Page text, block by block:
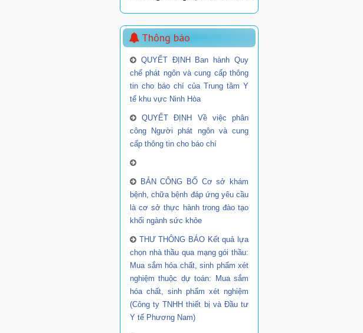
Thông báo
QUYẾT ĐỊNH Ban hành Quy
chế phát ngôn và cung cấp thông
tin cho báo chí của Trung tâm Y
tế khu vực Ninh Hòa
QUYẾT ĐỊNH Về việc phân
công Người phát ngôn và cung
cấp thông tin cho báo chí
BẢN CÔNG BỐ Cơ sở khám
bệnh, chữa bệnh đáp ứng yêu cầu
là cơ sở thực hành trong đào tạo
khối ngành sức khỏe
THƯ THÔNG BÁO Kết quả lựa
chọn nhà thầu qua mạng gói thầu:
Mua sắm hóa chất, sinh phẩm xét
nghiệm thuộc dự toán: Mua sắm
hóa chất, sinh phẩm xét nghiệm
(Công ty TNHH thiết bị và Đầu tư
Y tế Phương Nam)